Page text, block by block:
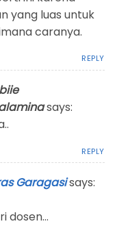
yang luas untuk
caranya.
REPLY
says:
REPLY
Garagasisays:
dosen…